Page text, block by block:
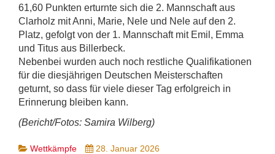
61,60 Punkten erturnte sich die 2. Mannschaft aus
Clarholz mit Anni, Marie, Nele und Nele auf den 2.
Platz, gefolgt von der 1. Mannschaft mit Emil, Emma
und Titus aus Billerbeck.
Nebenbei wurden auch noch restliche Qualifikationen
für die diesjährigen Deutschen Meisterschaften
geturnt, so dass für viele dieser Tag erfolgreich in
Erinnerung bleiben kann.
(Bericht/Fotos: Samira Wilberg)
Wettkämpfe 28. Januar 2026